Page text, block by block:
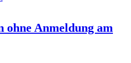
ohne Anmeldung am